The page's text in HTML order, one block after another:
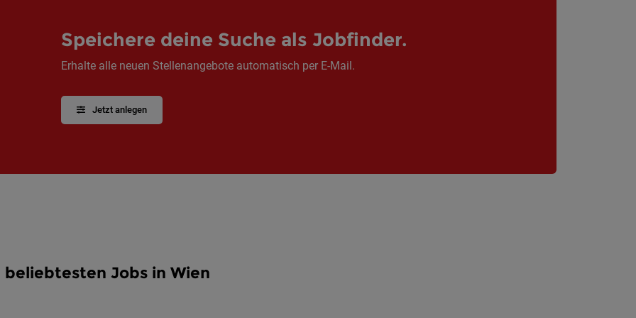
Speichere deine Suche als Jobfinder.
Erhalte alle neuen Stellenangebote automatisch per E-Mail.
Jetzt anlegen
beliebtesten Jobs in Wien